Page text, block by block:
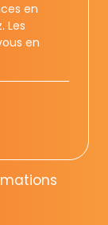
en
Les
en